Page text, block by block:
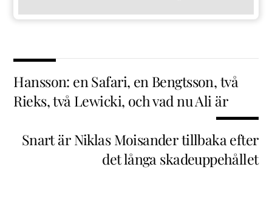
Hansson: en Safari, en Bengtsson, två
Rieks, två Lewicki, och vad nu Ali är
Snart är Niklas Moisander tillbaka efter
det långa skadeuppehållet